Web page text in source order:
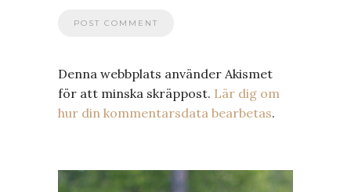
Denna webbplats använder Akismet
för att minska skräppost. Lär dig om
hur din kommentarsdata bearbetas.